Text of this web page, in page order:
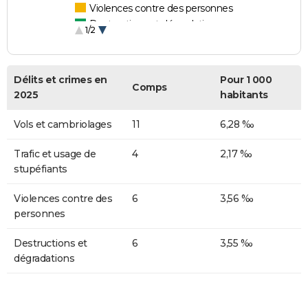
Violences contre des personnes
Destructions et dégradations
1/2
Délits et crimes en
2025
Comps
Pour 1 000
habitants
Vols et cambriolages 11 6,28 ‰
Trafic et usage de
stupéfiants
4 2,17 ‰
Violences contre des
personnes
6 3,56 ‰
Destructions et
dégradations
6 3,55 ‰